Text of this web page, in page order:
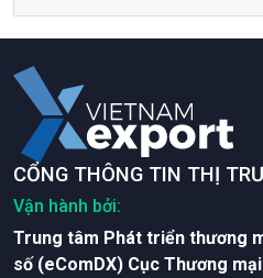
CỔNG THÔNG TIN THỊ
Vận hành bởi:
Trung tâm Phát triển thương
số (eComDX) Cục Thương